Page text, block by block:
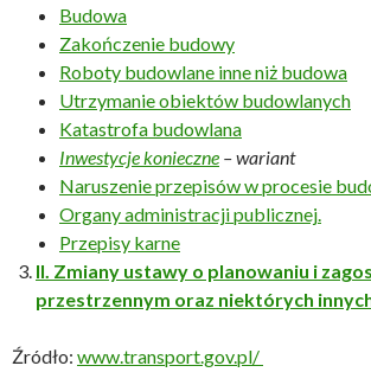
Budowa
Zakończenie budowy
Roboty budowlane inne niż budowa
Utrzymanie obiektów budowlanych
Katastrofa budowlana
Inwestycje konieczne – wariant
Naruszenie przepisów w procesie
Organy administracji publicznej.
Przepisy karne
II. Zmiany ustawy o planowaniu i
przestrzennym oraz niektórych
Źródło: www.transport.gov.pl/